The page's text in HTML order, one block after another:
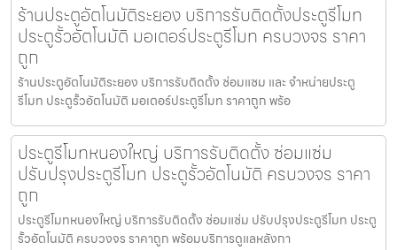
ร้านประตูอัตโนมัติระยอง บริการรับติดตั้งประตูรีโมท
ประตูรั้วอัตโนมัติ มอเตอร์ประตูรีโมท ครบวงจร ราคา
ถูก
ร้านประตูอัตโนมัติระยอง บริการรับติดตั้ง ซ่อมแซม และ จำหน่ายประตู
รีโมท ประตูรั้วอัตโนมัติ มอเตอร์ประตูรีโมท ราคาถูก พร้อ
ประตูรีโมทหนองใหญ่ บริการรับติดตั้ง ซ่อมแซ่ม
ปรับปรุงประตูรีโมท ประตูรั้วอัตโนมัติ ครบวงจร ราคา
ถูก
ประตูรีโมทหนองใหญ่ บริการรับติดตั้ง ซ่อมแซ่ม ปรับปรุงประตูรีโมท ประตู
รั้วอัตโนมัติ ครบวงจร ราคาถูก พร้อมบริการดูแลหลังกา